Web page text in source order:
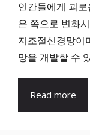
인간들에게 괴
은 쪽으로 변화
지조절신경망이
망을 개발할 수
Read more